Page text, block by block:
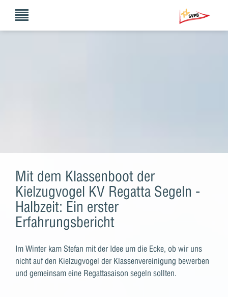
Mit dem Klassenboot der
Kielzugvogel KV Regatta Segeln -
Halbzeit: Ein erster
Erfahrungsbericht
Im Winter kam Stefan mit der Idee um die Ecke, ob wir uns
nicht auf den Kielzugvogel der Klassenvereinigung bewerben
und gemeinsam eine Regattasaison segeln sollten.